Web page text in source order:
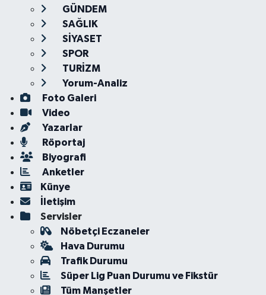
GÜNDEM
SAĞLIK
SİYASET
SPOR
TURİZM
Yorum-Analiz
Foto Galeri
Video
Yazarlar
Röportaj
Biyografi
Anketler
Künye
İletişim
Servisler
Nöbetçi Eczaneler
Hava Durumu
Trafik Durumu
Süper Lig Puan Durumu ve Fikstür
Tüm Manşetler